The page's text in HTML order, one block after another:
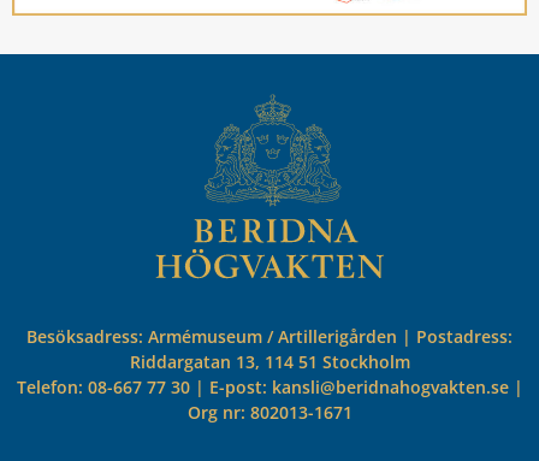
Besöksadress: Armémuseum / Artillerigården | Postadress:
Riddargatan 13, 114 51 Stockholm
Telefon: 08-667 77 30 | E-post: kansli@beridnahogvakten.se |
Org nr: 802013-1671